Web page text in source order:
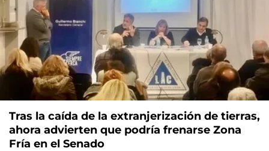
Tras la caída de la extranjerización de tierras,
ahora advierten que podría frenarse Zona
Fría en el Senado